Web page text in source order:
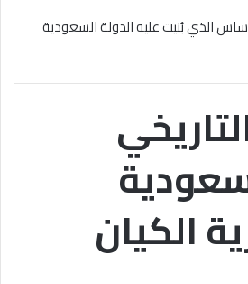
الذي بُنيت عليه الدولة السعودية
الكيان